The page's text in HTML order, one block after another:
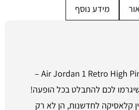
מידע נוסף
הכירו את Air Jordan 1 Retro High Pine Green –
לכם להתבלט בכל הופעה!
קלאסיקה לחדשנות, הן לא רק